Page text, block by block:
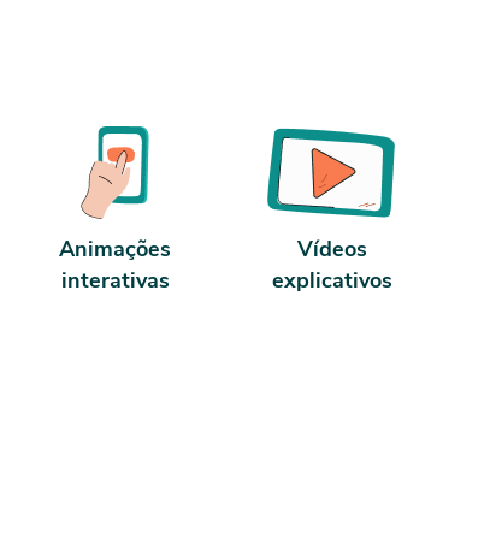
Animações
interativas
Vídeos
explicativos